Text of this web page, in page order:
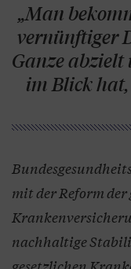
„Man
vernünftiger
Ganze
im Blick
mit der Reform der
nachhaltige